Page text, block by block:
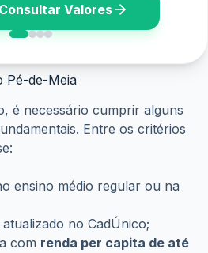
Pé-de-Meia
é necessário cumprir alguns
Entre os critérios
ensino médio regular ou na
no CadÚnico;
com renda per capita de até